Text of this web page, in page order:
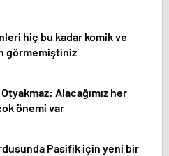
hiç bu kadar komik ve
görmemiştiniz
Alacağımız her
önemi var
Pasifik için yeni bir